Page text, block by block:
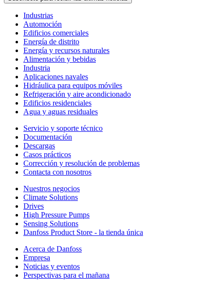
Industrias
Automoción
Edificios comerciales
Energía de distrito
Energía y recursos naturales
Alimentación y bebidas
Industria
Aplicaciones navales
Hidráulica para equipos móviles
Refrigeración y aire acondicionado
Edificios residenciales
Agua y aguas residuales
Servicio y soporte técnico
Documentación
Descargas
Casos prácticos
Corrección y resolución de problemas
Contacta con nosotros
Nuestros negocios
Climate Solutions
Drives
High Pressure Pumps
Sensing Solutions
Danfoss Product Store - la tienda única
Acerca de Danfoss
Empresa
Noticias y eventos
Perspectivas para el mañana